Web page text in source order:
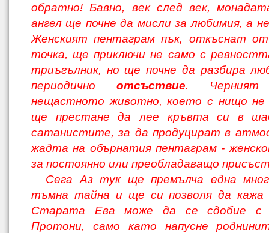
обратно! Бавно, век след век,
ангел ще почне да мисли за люби­мия, а
Женският пентаграм пък, от­къснат
точка, ще приключи не само с
триъгълник, но ще почне да разбира
периодично отсъствие.
нещастното животно, което с нищо не
ще престане да лее кръвта си в
сатанистите, за да продуцират в
жадта на обърнатия пентаграм -
за постоянно или преобладаващо
Сега Аз тук ще премълча една
тъмна тайна и ще си позволя да кажа
Старата Ева може да се сдобие с
Протони, само като напусне